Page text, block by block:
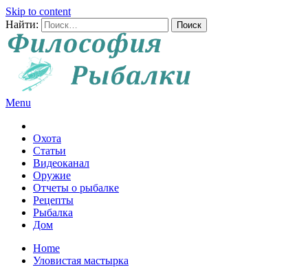
Skip to content
Найти:
Menu
Охота
Статьи
Видеоканал
Оружие
Отчеты о рыбалке
Рецепты
Рыбалка
Дом
Home
Уловистая мастырка